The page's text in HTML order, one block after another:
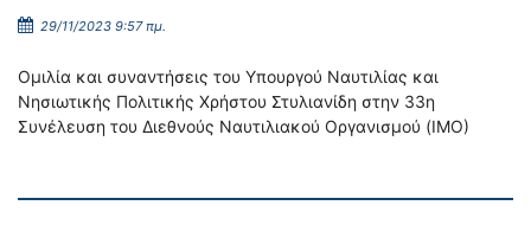
29/11/2023 9:57 πμ.
Ομιλία και συναντήσεις του Υπουργού Ναυτιλίας και
Νησιωτικής Πολιτικής Χρήστου Στυλιανίδη στην 33η
Συνέλευση του Διεθνούς Ναυτιλιακού Οργανισμού (ΙΜΟ)